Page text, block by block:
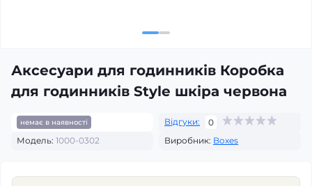
Аксесуари для годинників Коробка
для годинників Style шкіра червона
немає в наявності Відгуки:
0
Модель: 1000-0302 Виробник: Boxes